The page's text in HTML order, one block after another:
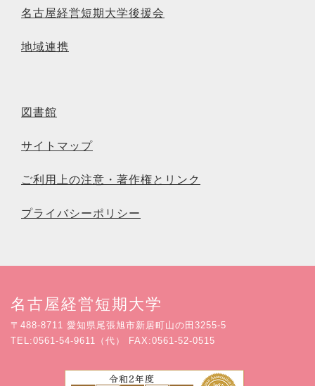
名古屋経営短期大学後援会
地域連携
図書館
サイトマップ
ご利用上の注意・著作権とリンク
プライバシーポリシー
名古屋経営短期大学
〒488-8711 愛知県尾張旭市新居町山の田3255-5
TEL:0561-54-9611（代） FAX:0561-52-0515